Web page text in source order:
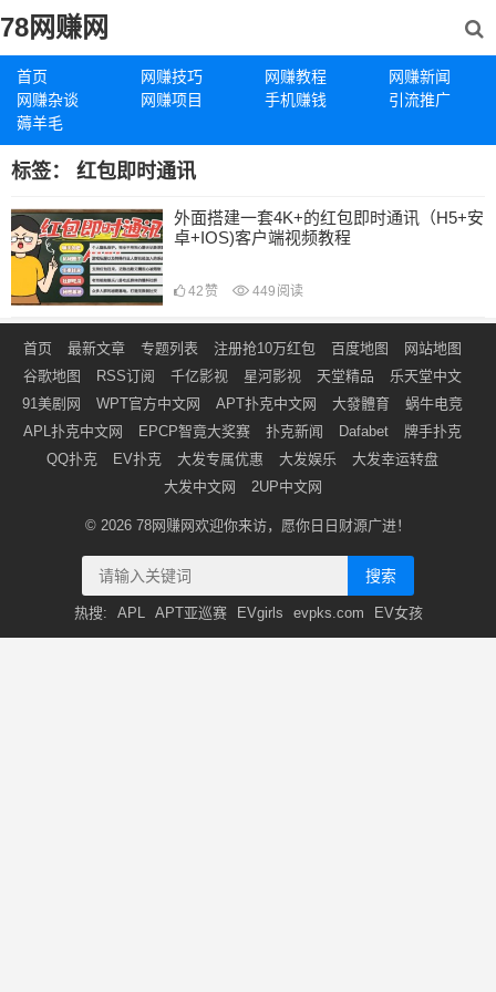
78网赚网
首页 网赚技巧 网赚教程
网赚新闻
网赚杂谈
网赚项目 手机赚钱
引流推广
薅羊毛
标签： 红包即时通讯
外面搭建一套4K+的红包即时通讯（H5+安
卓+IOS)客户端视频教程
42 赞 449 阅读
首页 最新文章 专题列表 注册抢10万红包 百度地图
网站地图
谷歌地图
RSS订阅 千亿影视 星河影视 天堂精品
乐天堂中文
91美剧网
WPT官方中文网 APT扑克中文网 大發體育
蜗牛电竞
APL扑克中文网
EPCP智竟大奖赛 扑克新闻 Dafabet
牌手扑克
QQ扑克
EV扑克 大发专属优惠 大发娱乐
大发幸运转盘
大发中文网
2UP中文网
© 2026 78网赚网欢迎你来访，愿你日日财源广进！
搜索
热搜: APL APT亚巡赛 EVgirls evpks.com EV女孩